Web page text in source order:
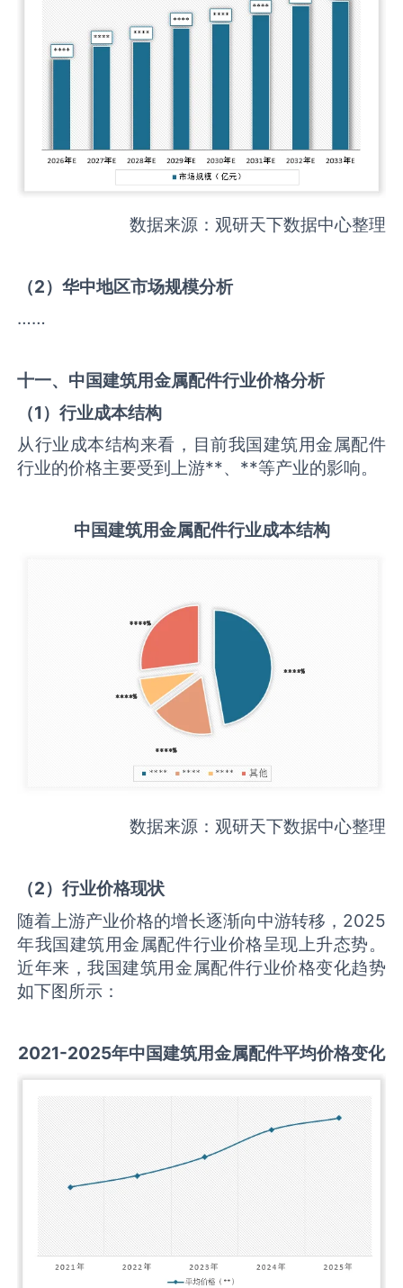
数据来源：观研天下数据中心整理
（2）华中地区市场规模分析
……
十一、中国建筑用金属配件行业价格分析
（1）行业成本结构
从行业成本结构来看，目前我国建筑用金属配件
行业的价格主要受到上游**、**等产业的影响。
中国建筑用金属配件行业成本结构
数据来源：观研天下数据中心整理
（2）行业价格现状
随着上游产业价格的增长逐渐向中游转移，2025
年我国建筑用金属配件行业价格呈现上升态势。
近年来，我国建筑用金属配件行业价格变化趋势
如下图所示：
2021-2025年中国建筑用金属配件平均价格变化